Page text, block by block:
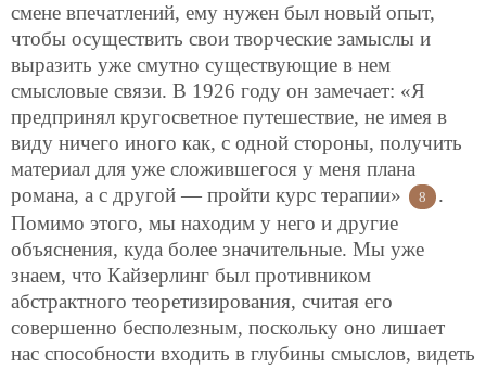
смене впечатлений, ему нужен был новый опыт,
чтобы осуществить свои творческие замыслы и
выразить уже смутно существующие в нем
смысловые связи. В 1926 году он замечает: «Я
предпринял кругосветное путешествие, не имея в
виду ничего иного как, с одной стороны, получить
материал для уже сложившегося у меня плана
романа, а с другой — пройти курс терапии»
8
.
Помимо этого, мы находим у него и другие
объяснения, куда более значительные. Мы уже
знаем, что Кайзерлинг был противником
абстрактного теоретизирования, считая его
совершенно бесполезным, поскольку оно лишает
нас способности входить в глубины смыслов, видеть